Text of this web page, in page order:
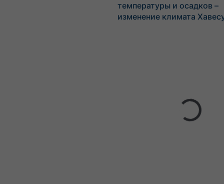
температуры и осадков –
изменение климата